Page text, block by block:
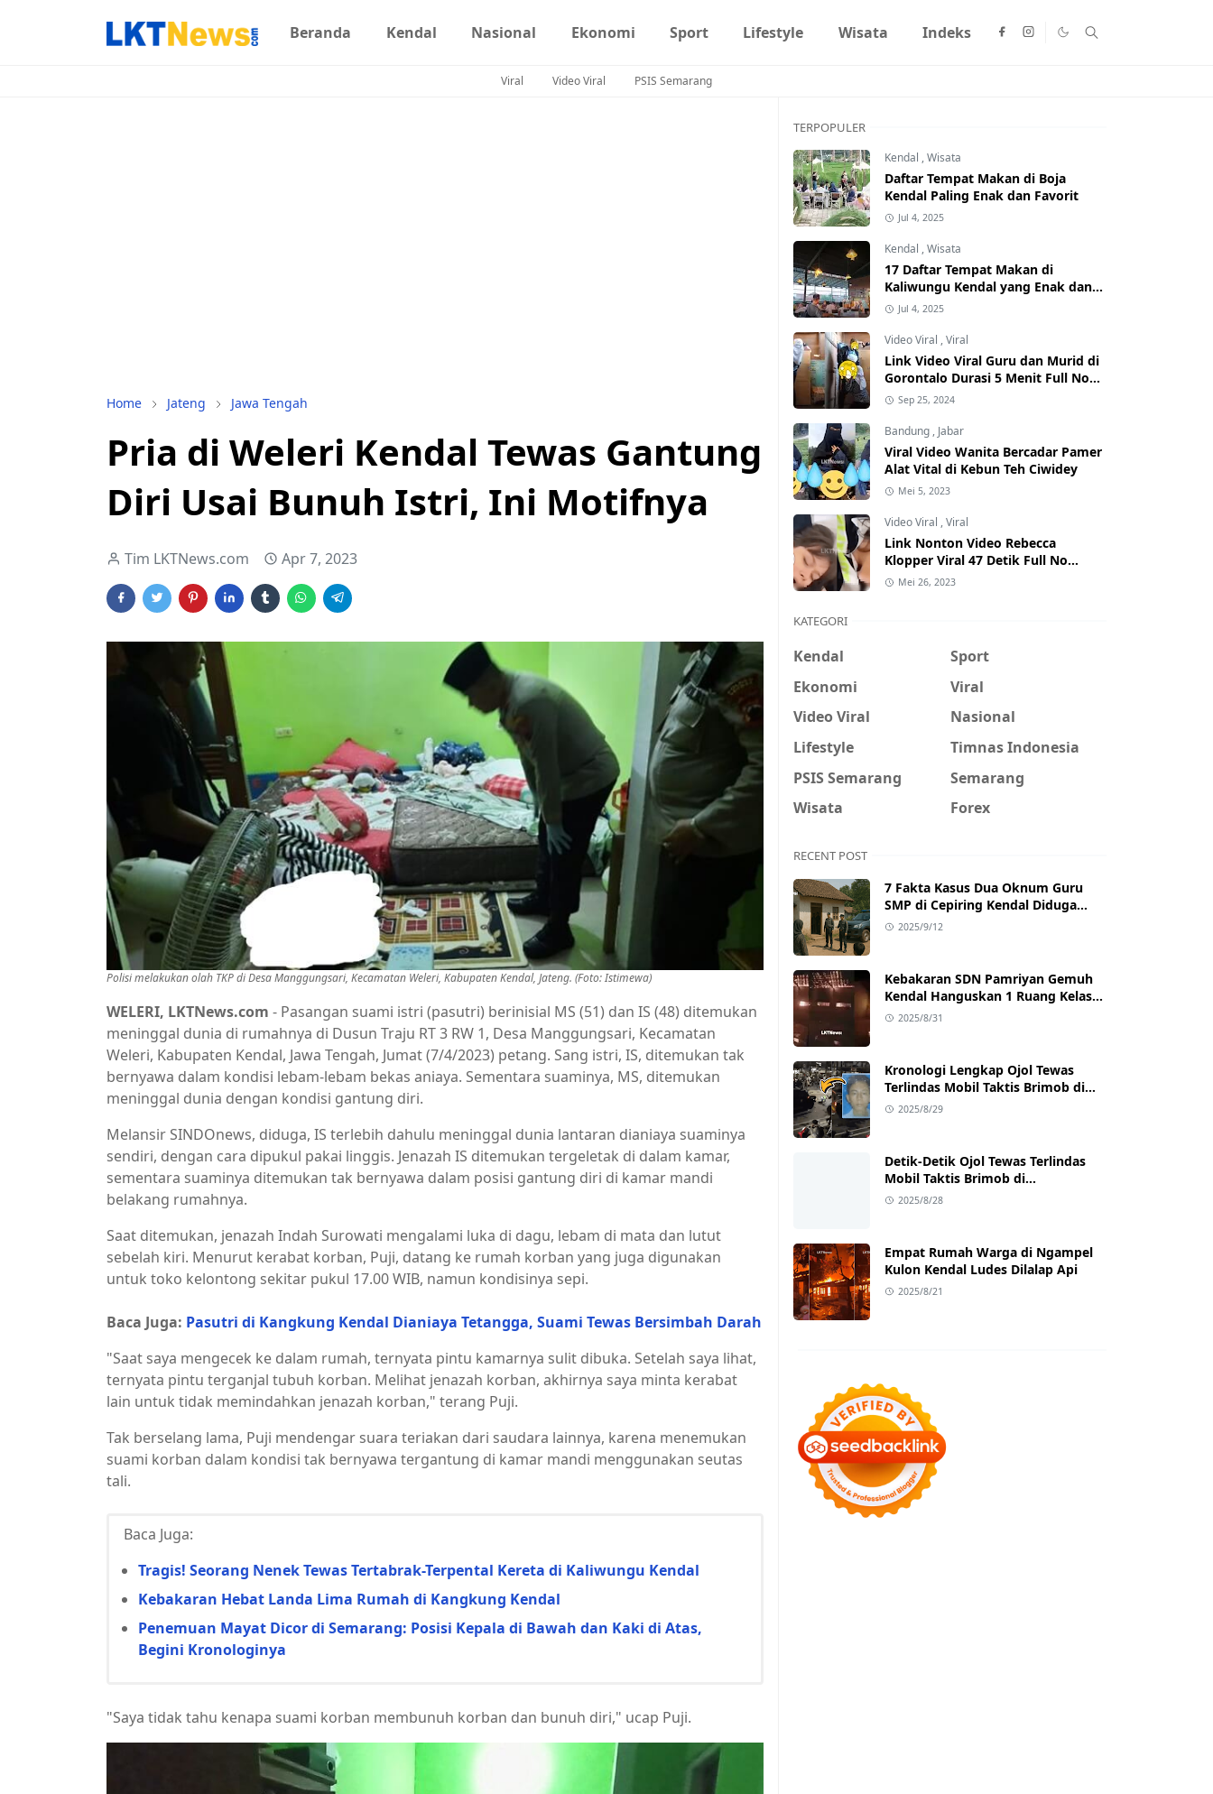
Beranda Kendal Nasional Ekonomi Sport Lifestyle Wisata Indeks
Viral Video Viral PSIS Semarang
Home Jateng Jawa Tengah
Pria di Weleri Kendal Tewas Gantung
Diri Usai Bunuh Istri, Ini Motifnya
Tim LKTNews.com Apr 7, 2023
Polisi melakukan olah TKP di Desa Manggungsari, Kecamatan Weleri, Kabupaten Kendal, Jateng. (Foto: Istimewa)
WELERI, LKTNews.com - Pasangan suami istri (pasutri) berinisial MS (51) dan IS (48) ditemukan
meninggal dunia di rumahnya di Dusun Traju RT 3 RW 1, Desa Manggungsari, Kecamatan
Weleri, Kabupaten Kendal, Jawa Tengah, Jumat (7/4/2023) petang. Sang istri, IS, ditemukan tak
bernyawa dalam kondisi lebam-lebam bekas aniaya. Sementara suaminya, MS, ditemukan
meninggal dunia dengan kondisi gantung diri.
Melansir SINDOnews, diduga, IS terlebih dahulu meninggal dunia lantaran dianiaya suaminya
sendiri, dengan cara dipukul pakai linggis. Jenazah IS ditemukan tergeletak di dalam kamar,
sementara suaminya ditemukan tak bernyawa dalam posisi gantung diri di kamar mandi
belakang rumahnya.
Saat ditemukan, jenazah Indah Surowati mengalami luka di dagu, lebam di mata dan lutut
sebelah kiri. Menurut kerabat korban, Puji, datang ke rumah korban yang juga digunakan
untuk toko kelontong sekitar pukul 17.00 WIB, namun kondisinya sepi.
Baca Juga: Pasutri di Kangkung Kendal Dianiaya Tetangga, Suami Tewas Bersimbah Darah
"Saat saya mengecek ke dalam rumah, ternyata pintu kamarnya sulit dibuka. Setelah saya lihat,
ternyata pintu terganjal tubuh korban. Melihat jenazah korban, akhirnya saya minta kerabat
lain untuk tidak memindahkan jenazah korban," terang Puji.
Tak berselang lama, Puji mendengar suara teriakan dari saudara lainnya, karena menemukan
suami korban dalam kondisi tak bernyawa tergantung di kamar mandi menggunakan seutas
tali.
Baca Juga:
Tragis! Seorang Nenek Tewas Tertabrak-Terpental Kereta di Kaliwungu Kendal
Kebakaran Hebat Landa Lima Rumah di Kangkung Kendal
Penemuan Mayat Dicor di Semarang: Posisi Kepala di Bawah dan Kaki di Atas,
Begini Kronologinya
"Saya tidak tahu kenapa suami korban membunuh korban dan bunuh diri," ucap Puji.
TERPOPULER
Kendal ,Wisata
Daftar Tempat Makan di Boja
Kendal Paling Enak dan Favorit
Jul 4, 2025
Kendal ,Wisata
17 Daftar Tempat Makan di
Kaliwungu Kendal yang Enak dan
Populer
Jul 4, 2025
Video Viral ,Viral
Link Video Viral Guru dan Murid di
Gorontalo Durasi 5 Menit Full No
Sensor Bertebaran di Internet,
Hati-Hati Phising!
Sep 25, 2024
Bandung , Jabar
Viral Video Wanita Bercadar Pamer
Alat Vital di Kebun Teh Ciwidey
Mei 5, 2023
Video Viral ,Viral
Link Nonton Video Rebecca
Klopper Viral 47 Detik Full No
Sensor Bertebaran di Internet,
Mei 26, 2023
KATEGORI
Kendal
Sport
Ekonomi
Viral
Video Viral
Nasional
Lifestyle
Timnas Indonesia
PSIS Semarang
Semarang
Wisata
Forex
RECENT POST
7 Fakta Kasus Dua Oknum Guru
SMP di Cepiring Kendal Diduga
Berselingkuh: Kronologi,
2025/9/12
Kebakaran SDN Pamriyan Gemuh
Kendal Hanguskan 1 Ruang Kelas
dan Toilet
2025/8/31
Kronologi Lengkap Ojol Tewas
Terlindas Mobil Taktis Brimob di
Pejompongan, Ternyata Sedang
2025/8/29
Detik-Detik Ojol Tewas Terlindas
Mobil Taktis Brimob di
Pejompongan, Viral di Medsos
2025/8/28
Empat Rumah Warga di Ngampel
Kulon Kendal Ludes Dilalap Api
2025/8/21